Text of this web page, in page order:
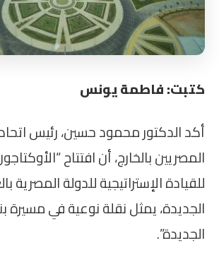
كتبت: فاطمة يونس
أكد الدكتور محمود حسين، رئيس
المصريين بالخارج، أن افتتاح
للقيادة الإستراتيجية للدولة المصرية
الجديدة، يمثل نقلة نوعية في مسيرة
الجديدة”.